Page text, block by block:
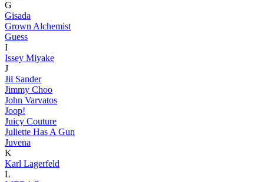
G
Gisada
Grown Alchemist
Guess
I
Issey Miyake
J
Jil Sander
Jimmy Choo
John Varvatos
Joop!
Juicy Couture
Juliette Has A Gun
Juvena
K
Karl Lagerfeld
L